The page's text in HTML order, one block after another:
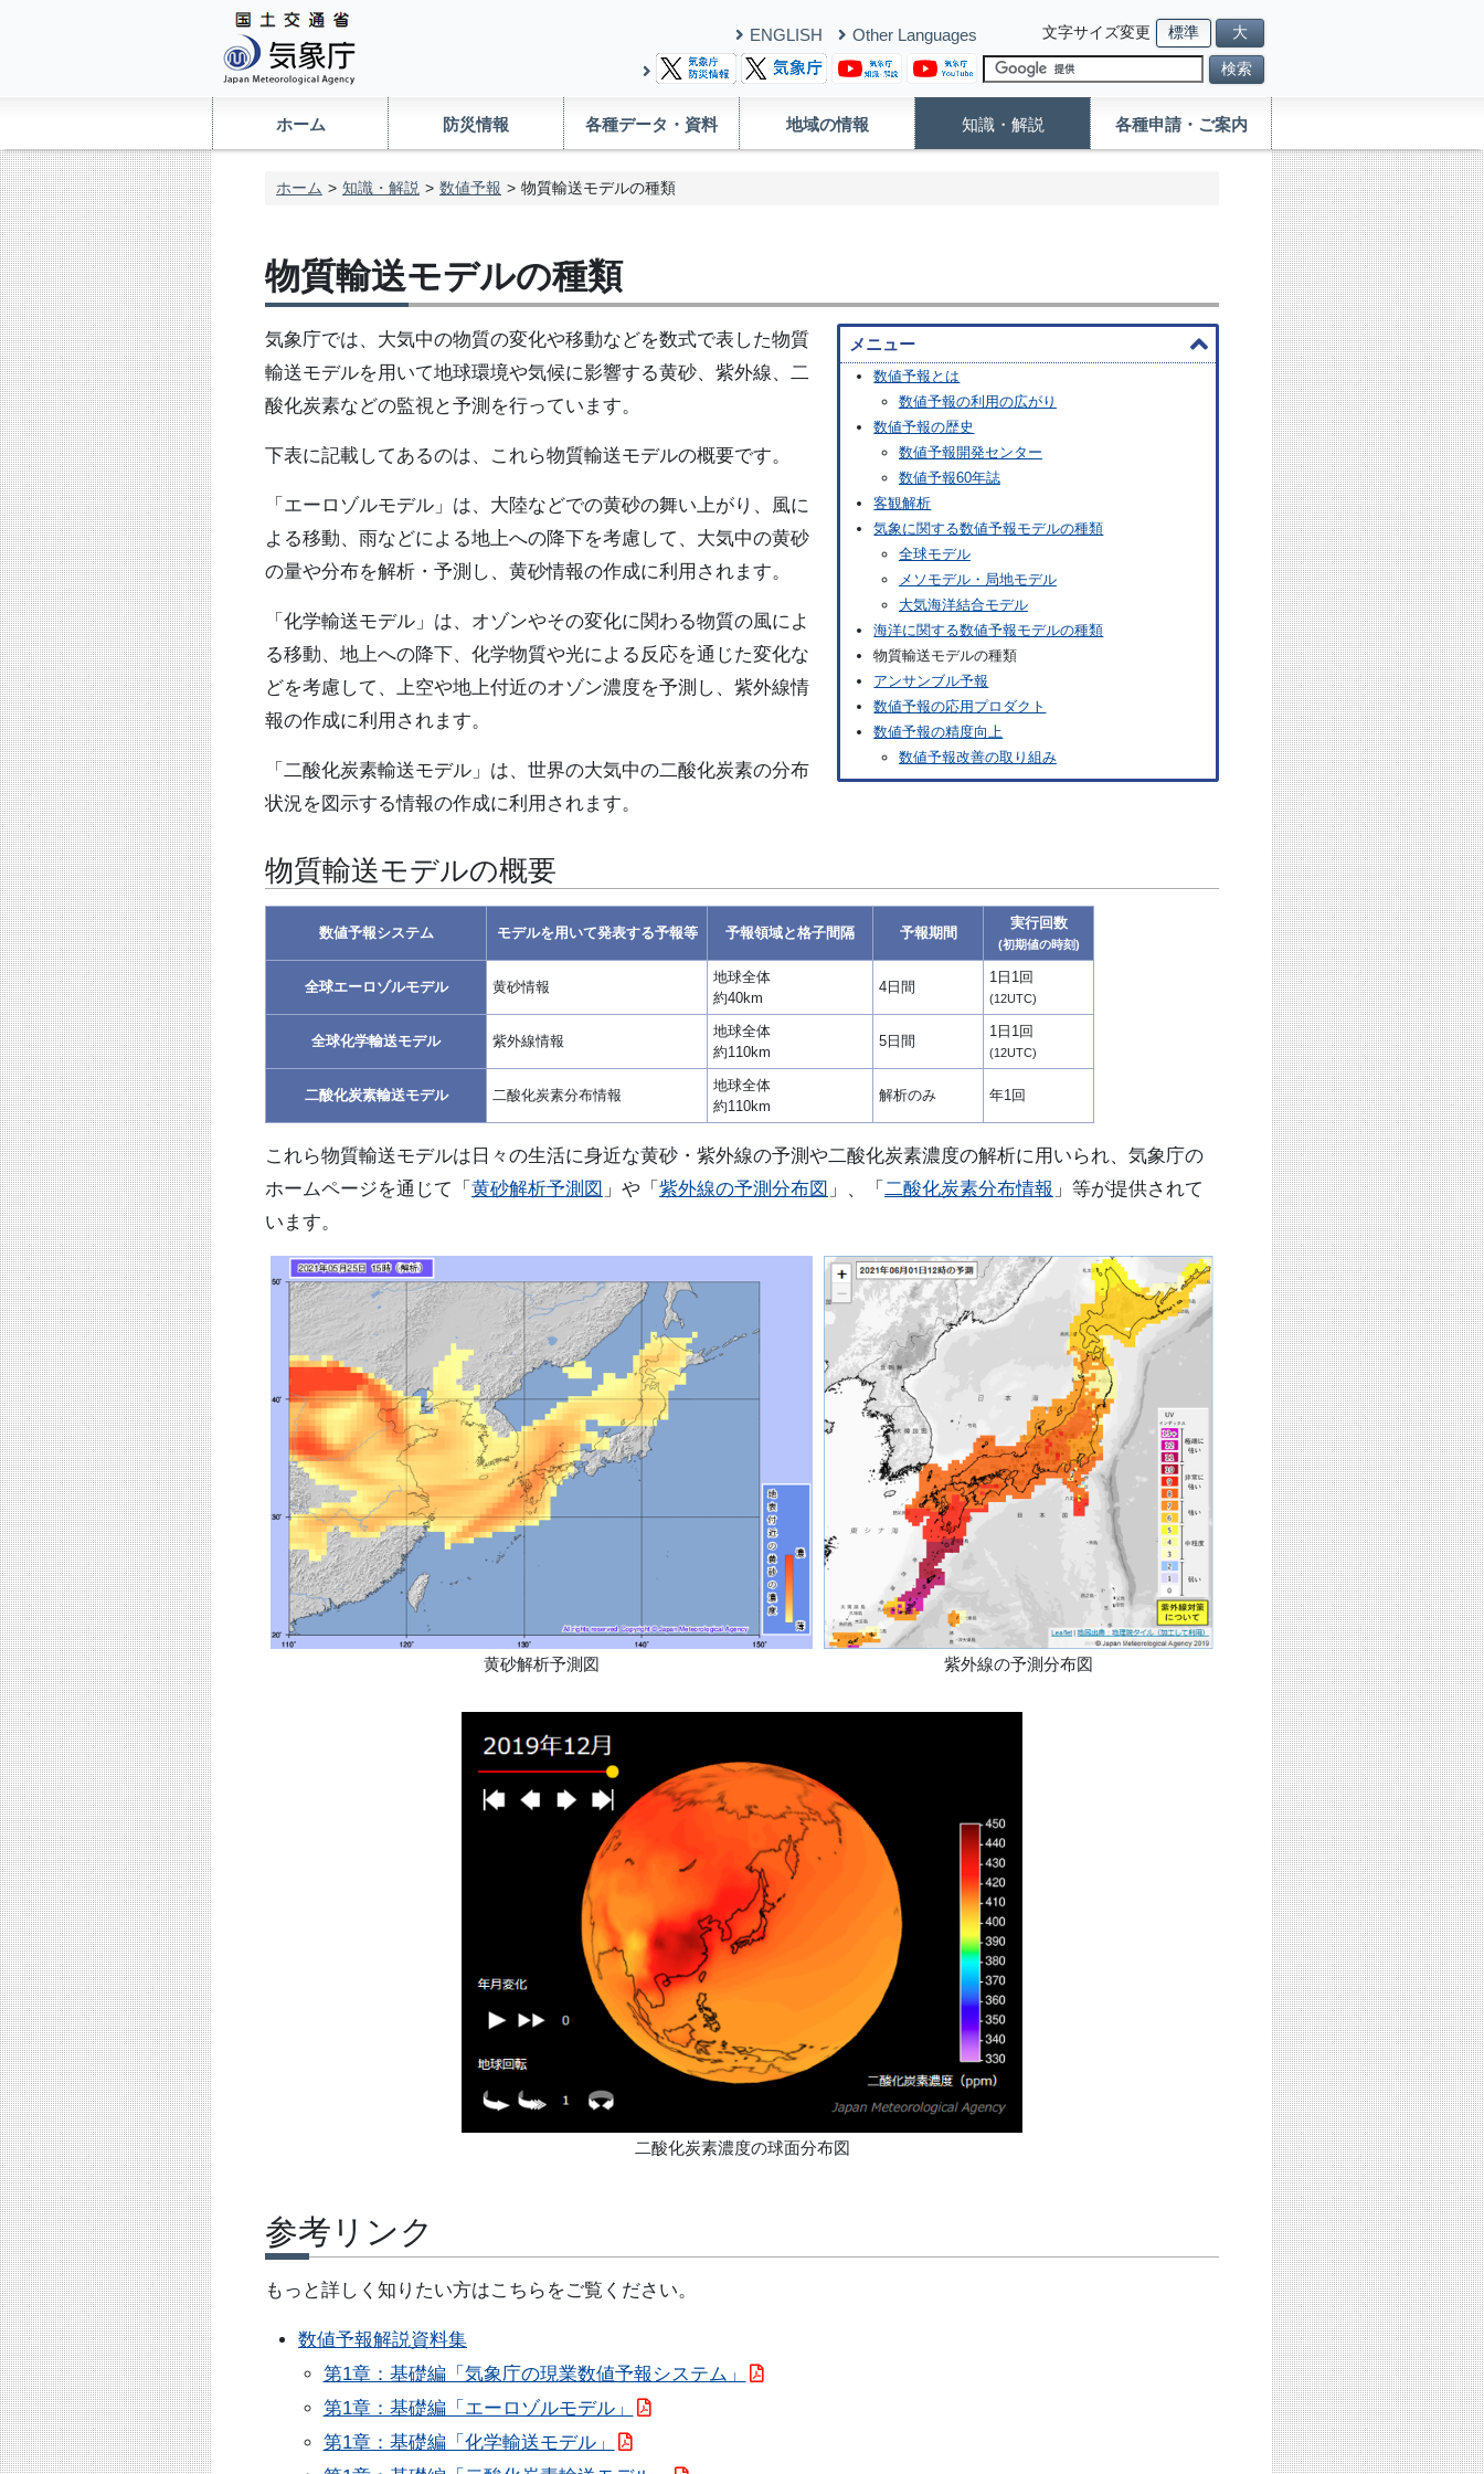
ENGLISH Other Languages 文字サイズ変更 標準 大
検索
ホーム 防災情報 各種データ・資料 地域の情報 知識・解説 各種申請・ご案内
ホーム 知識・解説 数値予報 物質輸送モデルの種類
物質輸送モデルの種類
メニュー
数値予報とは
数値予報の利用の広がり
数値予報の歴史
数値予報開発センター
数値予報60年誌
客観解析
気象に関する数値予報モデルの種類
全球モデル
メソモデル・局地モデル
大気海洋結合モデル
海洋に関する数値予報モデルの種類
物質輸送モデルの種類
アンサンブル予報
数値予報の応用プロダクト
数値予報の精度向上
数値予報改善の取り組み
気象庁では、大気中の物質の変化や移動などを数式で表した物質
輸送モデルを用いて地球環境や気候に影響する黄砂、紫外線、二
酸化炭素などの監視と予測を行っています。
下表に記載してあるのは、これら物質輸送モデルの概要です。
「エーロゾルモデル」は、大陸などでの黄砂の舞い上がり、風に
よる移動、雨などによる地上への降下を考慮して、大気中の黄砂
の量や分布を解析・予測し、黄砂情報の作成に利用されます。
「化学輸送モデル」は、オゾンやその変化に関わる物質の風によ
る移動、地上への降下、化学物質や光による反応を通じた変化な
どを考慮して、上空や地上付近のオゾン濃度を予測し、紫外線情
報の作成に利用されます。
「二酸化炭素輸送モデル」は、世界の大気中の二酸化炭素の分布
状況を図示する情報の作成に利用されます。
物質輸送モデルの概要
数値予報システム モデルを用いて発表する予報等 予報領域と格子間隔 予報期間
実行回数
(初期値の時刻)
全球エーロゾルモデル 黄砂情報
地球全体
約40km
4日間
1日1回
(12UTC)
全球化学輸送モデル 紫外線情報
地球全体
約110km
5日間
1日1回
(12UTC)
二酸化炭素輸送モデル 二酸化炭素分布情報
地球全体
約110km
解析のみ 年1回
これら物質輸送モデルは日々の生活に身近な黄砂・紫外線の予測や二酸化炭素濃度の解析に用いられ、気象庁の
ホームページを通じて「 黄砂解析予測図 」や「 紫外線の予測分布図 」、「 二酸化炭素分布情報 」等が提供されて
います。
黄砂解析予測図 紫外線の予測分布図
二酸化炭素濃度の球面分布図
参考リンク
もっと詳しく知りたい方はこちらをご覧ください。
数値予報解説資料集
第1章：基礎編「気象庁の現業数値予報システム」
第1章：基礎編「エーロゾルモデル」
第1章：基礎編「化学輸送モデル」